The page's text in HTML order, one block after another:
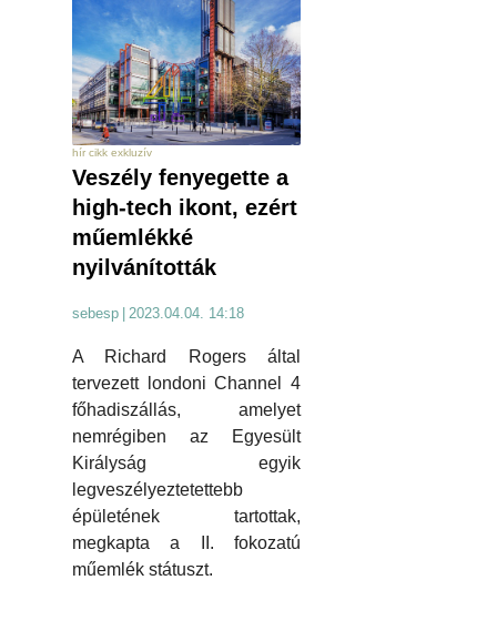
hír cikk exkluzív
Veszély fenyegette a
high-tech ikont, ezért
műemlékké
nyilvánították
sebesp 2023.04.04. 14:18
A Richard Rogers által
tervezett londoni Channel 4
főhadiszállás, amelyet
nemrégiben az Egyesült
Királyság egyik
legveszélyeztetettebb
épületének tartottak,
megkapta a II. fokozatú
műemlék státuszt.